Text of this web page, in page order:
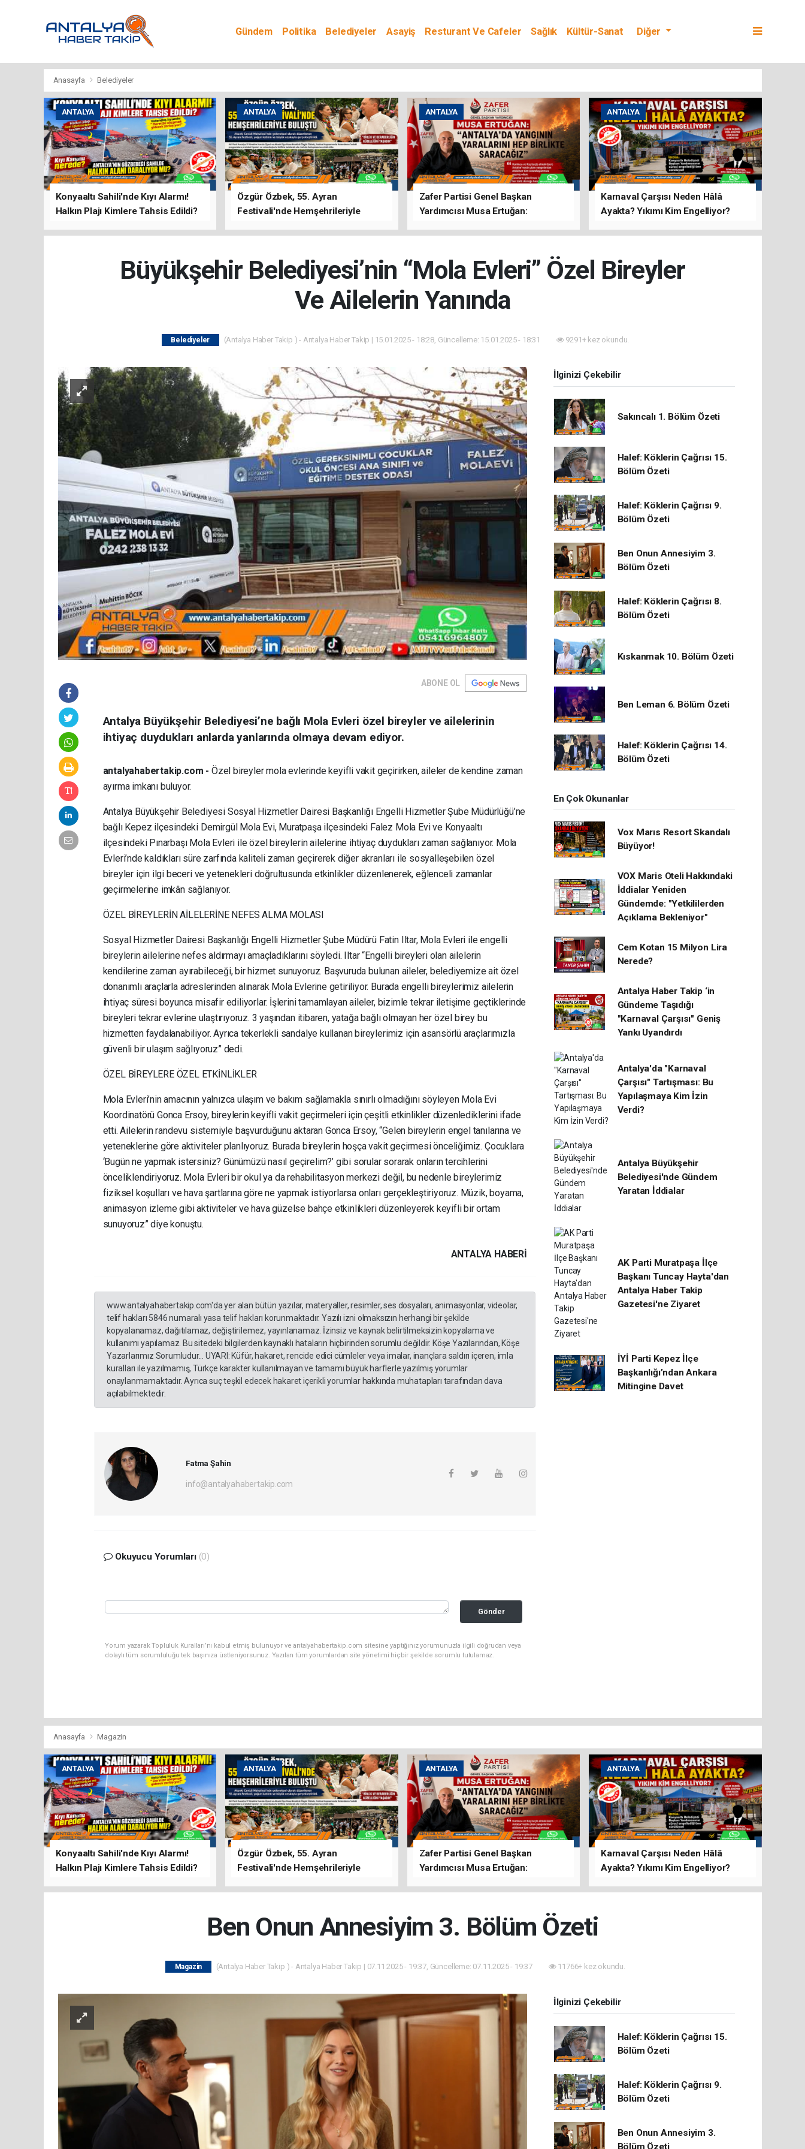
Gündem Politika Belediyeler Asayiş Resturant Ve Cafeler Sağlık
Kültür-Sanat
Diğer
Anasayfa Belediyeler
ANTALYA
Konyaaltı Sahili'nde Kıyı Alarmı!
Halkın Plajı Kimlere Tahsis Edildi?
ANTALYA
Özgür Özbek, 55. Ayran
Festivali'nde Hemşehrileriyle
ANTALYA
Zafer Partisi Genel Başkan
Yardımcısı Musa Ertuğan:
ANTALYA
Karnaval Çarşısı Neden Hâlâ
Ayakta? Yıkımı Kim Engelliyor?
Büyükşehir Belediyesi’nin “Mola Evleri” Özel Bireyler
Ve Ailelerin Yanında
Belediyeler (Antalya Haber Takip ) - Antalya Haber Takip | 15.01.2025 - 18:28, Güncelleme: 15.01.2025 - 18:31 9291+ kez okundu.
ABONE OL
Antalya Büyükşehir Belediyesi’ne bağlı Mola Evleri özel bireyler ve ailelerinin
ihtiyaç duydukları anlarda yanlarında olmaya devam ediyor.
antalyahabertakip.com - Özel bireyler mola evlerinde keyifli vakit geçirirken, aileler de kendine zaman
ayırma imkanı buluyor.
Antalya Büyükşehir Belediyesi Sosyal Hizmetler Dairesi Başkanlığı Engelli Hizmetler Şube Müdürlüğü’ne
bağlı Kepez ilçesindeki Demirgül Mola Evi, Muratpaşa ilçesindeki Falez Mola Evi ve Konyaaltı
ilçesindeki Pınarbaşı Mola Evleri ile özel bireylerin ailelerine ihtiyaç duydukları zaman sağlanıyor. Mola
Evleri’nde kaldıkları süre zarfında kaliteli zaman geçirerek diğer akranları ile sosyalleşebilen özel
bireyler için ilgi beceri ve yetenekleri doğrultusunda etkinlikler düzenlenerek, eğlenceli zamanlar
geçirmelerine imkân sağlanıyor.
ÖZEL BİREYLERİN AİLELERİNE NEFES ALMA MOLASI
Sosyal Hizmetler Dairesi Başkanlığı Engelli Hizmetler Şube Müdürü Fatin Iltar, Mola Evleri ile engelli
bireylerin ailelerine nefes aldırmayı amaçladıklarını söyledi. Iltar “Engelli bireyleri olan ailelerin
kendilerine zaman ayırabileceği, bir hizmet sunuyoruz. Başvuruda bulunan aileler, belediyemize ait özel
donanımlı araçlarla adreslerinden alınarak Mola Evlerine getiriliyor. Burada engelli bireylerimiz ailelerin
ihtiyaç süresi boyunca misafir ediliyorlar. İşlerini tamamlayan aileler, bizimle tekrar iletişime geçtiklerinde
bireyleri tekrar evlerine ulaştırıyoruz. 3 yaşından itibaren, yatağa bağlı olmayan her özel birey bu
hizmetten faydalanabiliyor. Ayrıca tekerlekli sandalye kullanan bireylerimiz için asansörlü araçlarımızla
güvenli bir ulaşım sağlıyoruz” dedi.
ÖZEL BİREYLERE ÖZEL ETKİNLİKLER
Mola Evleri’nin amacının yalnızca ulaşım ve bakım sağlamakla sınırlı olmadığını söyleyen Mola Evi
Koordinatörü Gonca Ersoy, bireylerin keyifli vakit geçirmeleri için çeşitli etkinlikler düzenlediklerini ifade
etti. Ailelerin randevu sistemiyle başvurduğunu aktaran Gonca Ersoy, “Gelen bireylerin engel tanılarına ve
yeteneklerine göre aktiviteler planlıyoruz. Burada bireylerin hoşça vakit geçirmesi önceliğimiz. Çocuklara
‘Bugün ne yapmak istersiniz? Günümüzü nasıl geçirelim?’ gibi sorular sorarak onların tercihlerini
önceliklendiriyoruz. Mola Evleri bir okul ya da rehabilitasyon merkezi değil, bu nedenle bireylerimiz
fiziksel koşulları ve hava şartlarına göre ne yapmak istiyorlarsa onları gerçekleştiriyoruz. Müzik, boyama,
animasyon izleme gibi aktiviteler ve hava güzelse bahçe etkinlikleri düzenleyerek keyifli bir ortam
sunuyoruz” diye konuştu.
ANTALYA HABERİ
www.antalyahabertakip.com'da yer alan bütün yazılar, materyaller, resimler, ses dosyaları, animasyonlar, videolar,
telif hakları 5846 numaralı yasa telif hakları korunmaktadır. Yazılı izni olmaksızın herhangi bir şekilde
kopyalanamaz, dağıtılamaz, değiştirilemez, yayınlanamaz. İzinsiz ve kaynak belirtilmeksizin kopyalama ve
kullanımı yapılamaz. Bu sitedeki bilgilerden kaynaklı hataların hiçbirinden sorumlu değildir. Köşe Yazılarından, Köşe
Yazarlarımız Sorumludur... UYARI: Küfür, hakaret, rencide edici cümleler veya imalar, inançlara saldırı içeren, imla
kuralları ile yazılmamış, Türkçe karakter kullanılmayan ve tamamı büyük harflerle yazılmış yorumlar
onaylanmamaktadır. Ayrıca suç teşkil edecek hakaret içerikli yorumlar hakkında muhatapları tarafından dava
açılabilmektedir.
Fatma Şahin
info@antalyahabertakip.com
Okuyucu Yorumları (0)
Gönder
Yorum yazarak Topluluk Kuralları’nı kabul etmiş bulunuyor ve antalyahabertakip.com sitesine yaptığınız yorumunuzla ilgili doğrudan veya
dolaylı tüm sorumluluğu tek başınıza üstleniyorsunuz. Yazılan tüm yorumlardan site yönetimi hiçbir şekilde sorumlu tutulamaz.
İlginizi Çekebilir
Sakıncalı 1. Bölüm Özeti
Halef: Köklerin Çağrısı 15.
Bölüm Özeti
Halef: Köklerin Çağrısı 9.
Bölüm Özeti
Ben Onun Annesiyim 3.
Bölüm Özeti
Halef: Köklerin Çağrısı 8.
Bölüm Özeti
Kıskanmak 10. Bölüm Özeti
Ben Leman 6. Bölüm Özeti
Halef: Köklerin Çağrısı 14.
Bölüm Özeti
En Çok Okunanlar
Vox Marıs Resort Skandalı
Büyüyor!
VOX Maris Oteli Hakkındaki
İddialar Yeniden
Gündemde: "Yetkililerden
Açıklama Bekleniyor"
Cem Kotan 15 Milyon Lira
Nerede?
Antalya Haber Takip ‘in
Gündeme Taşıdığı
"Karnaval Çarşısı" Geniş
Yankı Uyandırdı
Antalya'da "Karnaval
Çarşısı" Tartışması: Bu
Yapılaşmaya Kim İzin
Verdi?
Antalya Büyükşehir
Belediyesi'nde Gündem
Yaratan İddialar
AK Parti Muratpaşa İlçe
Başkanı Tuncay Hayta'dan
Antalya Haber Takip
Gazetesi'ne Ziyaret
İYİ Parti Kepez İlçe
Başkanlığı’ndan Ankara
Mitingine Davet
Anasayfa Magazin
ANTALYA
Konyaaltı Sahili'nde Kıyı Alarmı!
Halkın Plajı Kimlere Tahsis Edildi?
ANTALYA
Özgür Özbek, 55. Ayran
Festivali'nde Hemşehrileriyle
ANTALYA
Zafer Partisi Genel Başkan
Yardımcısı Musa Ertuğan:
ANTALYA
Karnaval Çarşısı Neden Hâlâ
Ayakta? Yıkımı Kim Engelliyor?
Ben Onun Annesiyim 3. Bölüm Özeti
Magazin (Antalya Haber Takip ) - Antalya Haber Takip | 07.11.2025 - 19:37, Güncelleme: 07.11.2025 - 19:37 11766+ kez okundu.
İlginizi Çekebilir
Halef: Köklerin Çağrısı 15.
Bölüm Özeti
Halef: Köklerin Çağrısı 9.
Bölüm Özeti
Ben Onun Annesiyim 3.
Bölüm Özeti